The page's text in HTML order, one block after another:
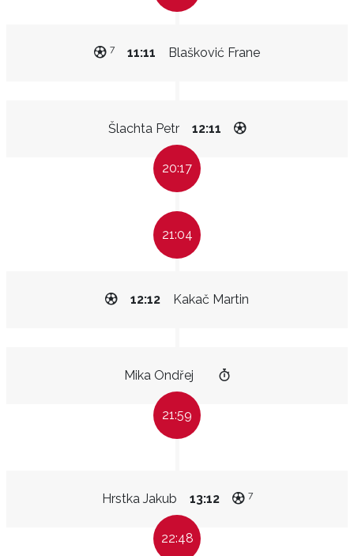
Blašković Frane
11:11
7
Šlachta Petr 12:11
20:17
21:04
Kakač Martin
12:12
Mika Ondřej
21:59
Hrstka Jakub 13:12 7
22:48